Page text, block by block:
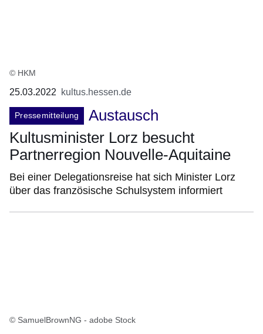
© HKM
25.03.2022 kultus.hessen.de
Pressemitteilung
Austausch
Kultusminister Lorz besucht
Partnerregion Nouvelle-Aquitaine
Bei einer Delegationsreise hat sich Minister Lorz
über das französische Schulsystem informiert
© SamuelBrownNG - adobe Stock